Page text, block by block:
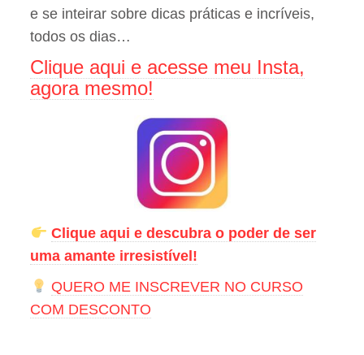
e se inteirar sobre dicas práticas e incríveis,
todos os dias…
Clique aqui e acesse meu Insta,
agora mesmo!
Clique aqui e descubra o poder de ser
uma amante irresistível!
QUERO ME INSCREVER NO CURSO
COM DESCONTO